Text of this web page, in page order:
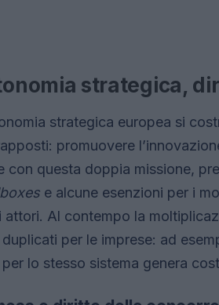
strategica,
strategica europea si
promuovere
con questa doppia missione,
e alcune esenzioni per i
attori. Al contempo la
per le imprese: ad
per lo stesso sistema genera